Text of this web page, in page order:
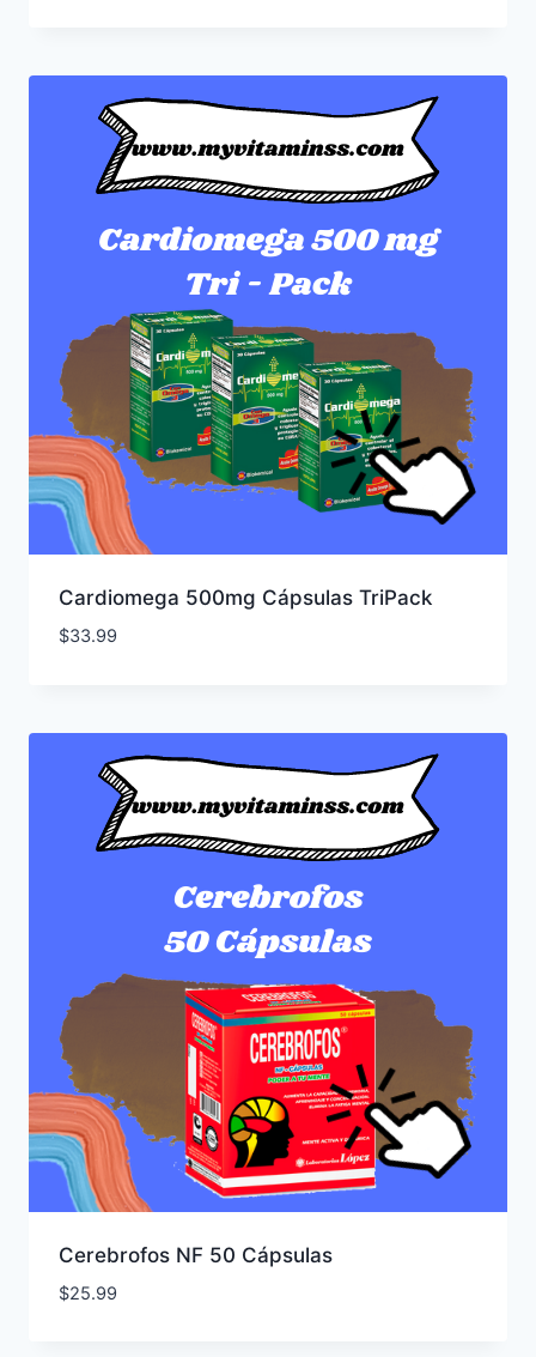
Cardiomega 500mg Cápsulas TriPack
$33.99
Cerebrofos NF 50 Cápsulas
$25.99